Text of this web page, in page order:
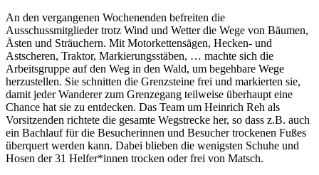
An den vergangenen Wochenenden befreiten die
Ausschussmitglieder trotz Wind und Wetter die Wege von Bäumen,
Ästen und Sträuchern. Mit Motorkettensägen, Hecken- und
Astscheren, Traktor, Markierungsstäben, … machte sich die
Arbeitsgruppe auf den Weg in den Wald, um begehbare Wege
herzustellen. Sie schnitten die Grenzsteine frei und markierten sie,
damit jeder Wanderer zum Grenzegang teilweise überhaupt eine
Chance hat sie zu entdecken. Das Team um Heinrich Reh als
Vorsitzenden richtete die gesamte Wegstrecke her, so dass z.B. auch
ein Bachlauf für die Besucherinnen und Besucher trockenen Fußes
überquert werden kann. Dabei blieben die wenigsten Schuhe und
Hosen der 31 Helfer*innen trocken oder frei von Matsch.